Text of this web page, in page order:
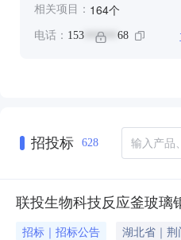
相关项目： 164个
电话： 153 ****** 68
招投标 628
联投生物科技反应釜玻璃
招标｜招标公告 湖北省｜